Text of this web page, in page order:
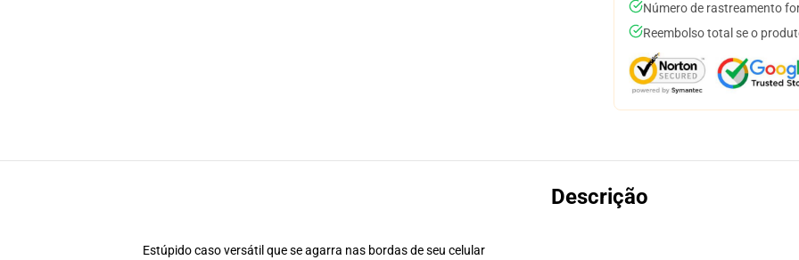
Número de rastreamento
Reembolso total se o
Descrição
Estúpido caso versátil que se agarra nas bordas de seu celular